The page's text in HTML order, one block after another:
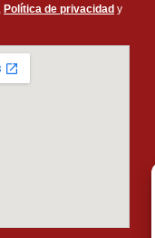
, Política de privacidad y